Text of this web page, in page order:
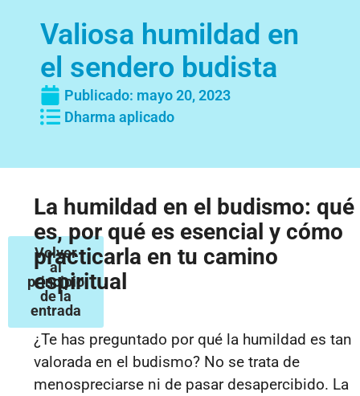
Valiosa humildad en
el sendero budista
Publicado: mayo 20, 2023
Dharma aplicado
Volver
al
principio
de la
entrada
La humildad en el budismo: qué
es, por qué es esencial y cómo
practicarla en tu camino
espiritual
¿Te has preguntado por qué la humildad es tan
valorada en el budismo? No se trata de
menospreciarse ni de pasar desapercibido. La